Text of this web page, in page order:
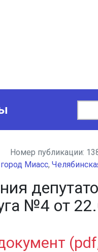
Номер публикации:
город Миасс,
№4 от